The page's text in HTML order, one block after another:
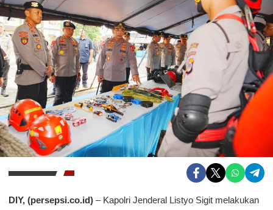
DIY, (persepsi.co.id) – Kapolri Jenderal Listyo Sigit melakukan